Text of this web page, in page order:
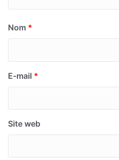
Nom *
E-mail *
Site web